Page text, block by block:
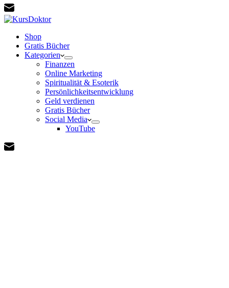
Shop
Gratis Bücher
Kategorien
Finanzen
Online Marketing
Spiritualität & Esoterik
Persönlichkeitsentwicklung
Geld verdienen
Gratis Bücher
Social Media
YouTube